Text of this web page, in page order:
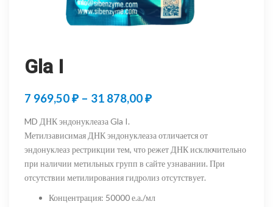
Gla I
7 969,50₽ – 31 878,00₽Диапазон
7
969,50 ₽
–
31
MD ДНК эндонуклеаза Gla I.
Метилзависимая ДНК эндонуклеаза отличается от
эндонуклеаз рестрикции тем, что режет ДНК исключительно
при наличии метильных групп в сайте узнавании. При
отсутствии метилирования гидролиз отсутствует.
Концентрация: 50000 е.а./мл